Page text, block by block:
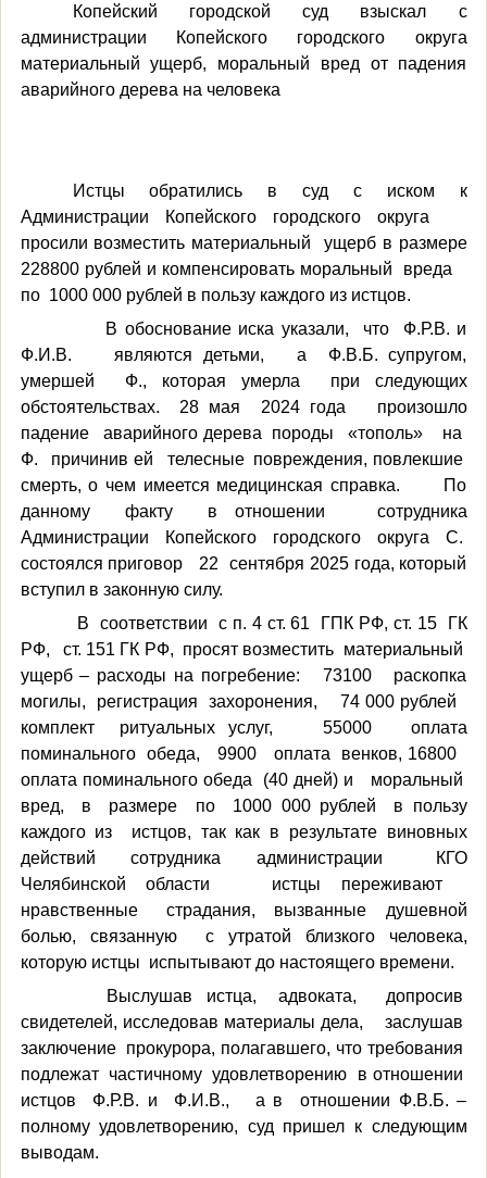
Копейский городской суд взыскал с
администрации Копейского городского округа
материальный ущерб, моральный вред от падения
аварийного дерева на человека
Истцы обратились в суд с иском к
Администрации Копейского городского округа
просили возместить материальный ущерб в размере
228800 рублей и компенсировать моральный вреда
по 1000 000 рублей в пользу каждого из истцов.
В обоснование иска указали, что Ф.Р.В. и
Ф.И.В. являются детьми, а Ф.В.Б. супругом,
умершей Ф., которая умерла при следующих
обстоятельствах. 28 мая 2024 года произошло
падение аварийного дерева породы «тополь» на
Ф. причинив ей телесные повреждения, повлекшие
смерть, о чем имеется медицинская справка. По
данному факту в отношении сотрудника
Администрации Копейского городского округа С.
состоялся приговор 22 сентября 2025 года, который
вступил в законную силу.
В соответствии с п. 4 ст. 61 ГПК РФ, ст. 15 ГК
РФ, ст. 151 ГК РФ, просят возместить материальный
ущерб – расходы на погребение: 73100 раскопка
могилы, регистрация захоронения, 74 000 рублей
комплект ритуальных услуг, 55000 оплата
поминального обеда, 9900 оплата венков, 16800
оплата поминального обеда (40 дней) и моральный
вред, в размере по 1000 000 рублей в пользу
каждого из истцов, так как в результате виновных
действий сотрудника администрации КГО
Челябинской области истцы переживают
нравственные страдания, вызванные душевной
болью, связанную с утратой близкого человека,
которую истцы испытывают до настоящего времени.
Выслушав истца, адвоката, допросив
свидетелей, исследовав материалы дела, заслушав
заключение прокурора, полагавшего, что требования
подлежат частичному удовлетворению в отношении
истцов Ф.Р.В. и Ф.И.В., а в отношении Ф.В.Б. –
полному удовлетворению, суд пришел к следующим
выводам.